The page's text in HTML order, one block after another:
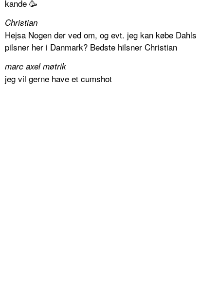
kande 🥳
Christian
Hejsa Nogen der ved om, og evt. jeg kan købe Dahls
pilsner her i Danmark? Bedste hilsner Christian
marc axel møtrik
jeg vil gerne have et cumshot